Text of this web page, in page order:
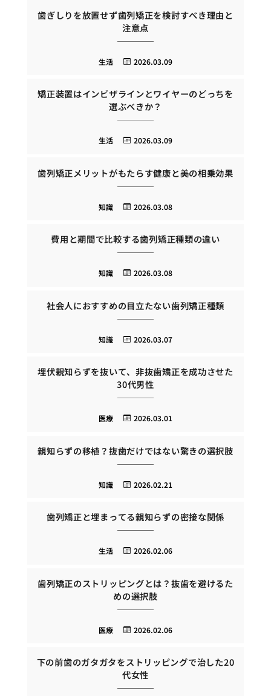
歯ぎしりを放置せず歯列矯正を検討すべき理由と
注意点
2026.03.09
生活
矯正装置はインビザラインとワイヤーのどっちを
選ぶべきか？
2026.03.09
生活
歯列矯正メリットがもたらす健康と美の相乗効果
2026.03.08
知識
費用と期間で比較する歯列矯正種類の違い
2026.03.08
知識
社会人におすすめの目立たない歯列矯正種類
2026.03.07
知識
埋伏親知らずを抜いて、非抜歯矯正を成功させた
30代男性
2026.03.01
医療
親知らずの移植？抜歯だけではない驚きの選択肢
2026.02.21
知識
歯列矯正と埋まってる親知らずの密接な関係
2026.02.06
生活
歯列矯正のストリッピングとは？抜歯を避けるた
めの選択肢
2026.02.06
医療
下の前歯のガタガタをストリッピングで治した20
代女性